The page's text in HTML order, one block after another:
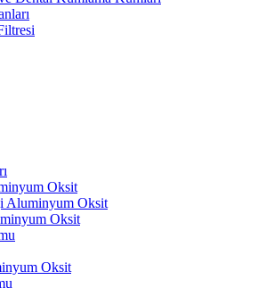
Oksit
Aluminyum Oksit
Oksit
Oksit